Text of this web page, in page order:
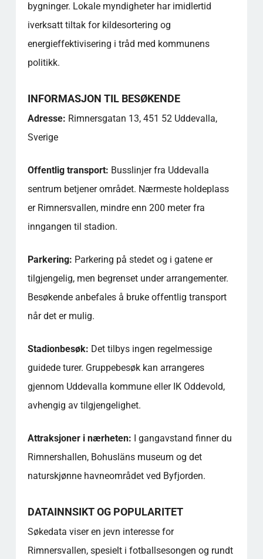
bygninger. Lokale myndigheter har imidlertid
iverksatt tiltak for kildesortering og
energieffektivisering i tråd med kommunens
politikk.
INFORMASJON TIL BESØKENDE
Adresse: Rimnersgatan 13, 451 52 Uddevalla,
Sverige
Offentlig transport: Busslinjer fra Uddevalla
sentrum betjener området. Nærmeste holdeplass
er Rimnersvallen, mindre enn 200 meter fra
inngangen til stadion.
Parkering: Parkering på stedet og i gatene er
tilgjengelig, men begrenset under arrangementer.
Besøkende anbefales å bruke offentlig transport
når det er mulig.
Stadionbesøk: Det tilbys ingen regelmessige
guidede turer. Gruppebesøk kan arrangeres
gjennom Uddevalla kommune eller IK Oddevold,
avhengig av tilgjengelighet.
Attraksjoner i nærheten: I gangavstand finner du
Rimnershallen, Bohusläns museum og det
naturskjønne havneområdet ved Byfjorden.
DATAINNSIKT OG POPULARITET
Søkedata viser en jevn interesse for
Rimnersvallen, spesielt i fotballsesongen og rundt